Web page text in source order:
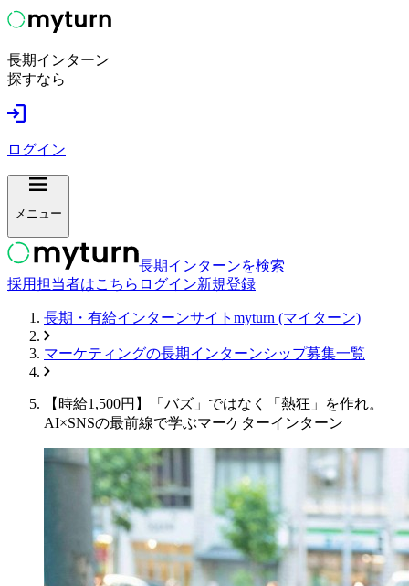
長期インターン
探すなら
ログイン
メニュー
長期インターンを検索
採用担当者はこちら ログイン新規登録
長期・有給インターンサイトmyturn (マイターン)
マーケティングの長期インターンシップ募集一覧
【時給1,500円】「バズ」ではなく「熱狂」を作れ。
AI×SNSの最前線で学ぶマーケターインターン